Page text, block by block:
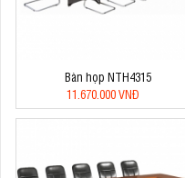
Bàn họp NTH4315
11.670.000 VNĐ